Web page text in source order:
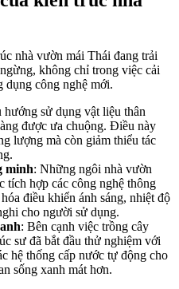
nhà vườn mái Thái đang trải
không chỉ trong việc cải
dụng công nghệ mới.
hướng sử dụng vật liệu thân
được ưa chuộng. Điều này
lượng mà còn giảm thiểu tác
minh: Những ngôi nhà vườn
tích hợp các công nghệ thông
điều khiển ánh sáng, nhiệt độ
cho người sử dụng.
: Bên cạnh việc trồng cây
sư đã bắt đầu thử nghiệm với
hệ thống cấp nước tự động cho
sống xanh mát hơn.